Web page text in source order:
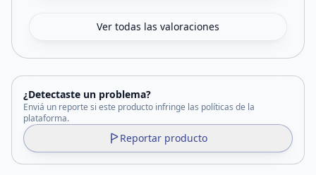
Ver todas las valoraciones
¿Detectaste un problema?
Enviá un reporte si este producto infringe las políticas de la
plataforma.
Reportar producto